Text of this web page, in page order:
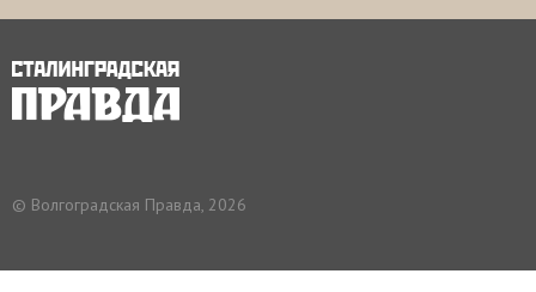
© Волгоградская Правда, 2026